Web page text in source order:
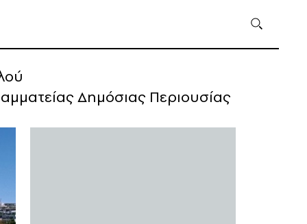
Δημόσιας Περιουσίας